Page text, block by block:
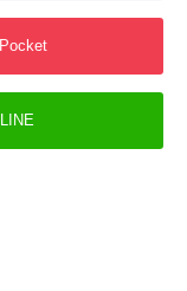
Pocket
LINE